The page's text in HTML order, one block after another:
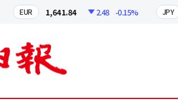
EUR 1,641.84 2.48 -0.15% JPY